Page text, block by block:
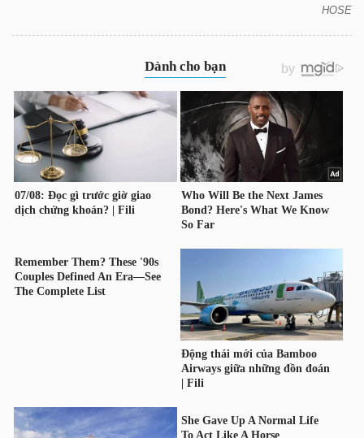
HOSE
HÀNG
HÓA
KINH
DƯƠNG